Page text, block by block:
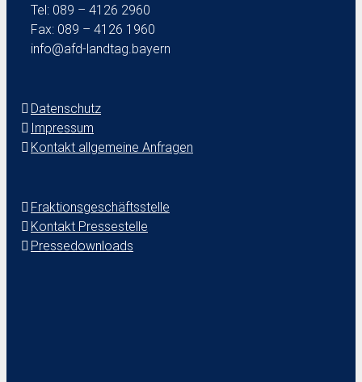
Tel: 089 – 4126 2960
Fax: 089 – 4126 1960
info@afd-landtag.bayern
Datenschutz
Impressum
Kontakt allgemeine Anfragen
Fraktionsgeschäftsstelle
Kontakt Pressestelle
Pressedownloads